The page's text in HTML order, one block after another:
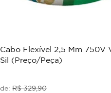
Cabo Flexível 2,5 Mm 750V
Sil (Preço/Peça)
R$ 329,90